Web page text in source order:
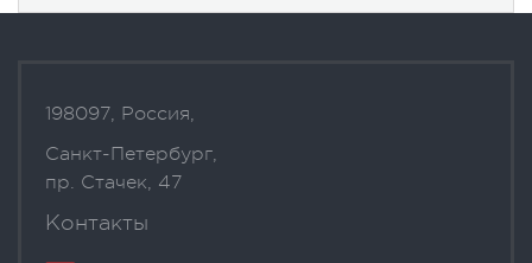
198097, Россия,
Санкт-Петербург,
пр. Стачек, 47
Контакты